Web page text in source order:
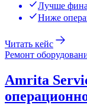
Лучше
Ниже
Читать кейс
Ремонт
Amrita